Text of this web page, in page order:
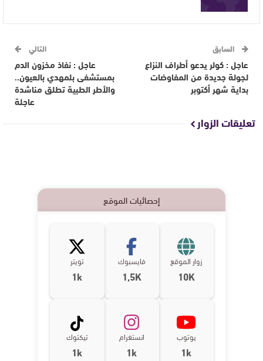
السابق
عاجل : كولر يدعو أطراف النزاع
لجولة جديدة من المفاوضات
بداية شهر أكتوبر
التالي
عاجل : نفاذ مخزون الدم
بمستشفى بلمهدي بالعيون..
والأطر الطبية تطلق مناشدة
عاجلة
تعليقات الزوار
إحصائيات الموقع
زوار الموقع
10K
فايسبوك
1,5K
تويتر
1k
يوتوب
1k
انستغرام
1k
تيكتوك
1k